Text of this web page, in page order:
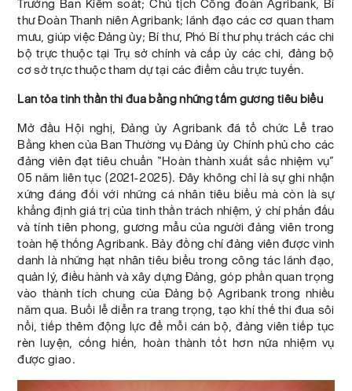
Trưởng Ban Kiểm soát; Chủ tịch Công đoàn Agribank, Bí
thư Đoàn Thanh niên Agribank; lãnh đạo các cơ quan tham
mưu, giúp việc Đảng ủy; Bí thư, Phó Bí thư phụ trách các chi
bộ trực thuộc tại Trụ sở chính và cấp ủy các chi, đảng bộ
cơ sở trực thuộc tham dự tại các điểm cầu trực tuyến.
Lan tỏa tinh thần thi đua bằng những tấm gương tiêu biểu
Mở đầu Hội nghị, Đảng ủy Agribank đã tổ chức Lễ trao
Bằng khen của Ban Thường vụ Đảng ủy Chính phủ cho các
đảng viên đạt tiêu chuẩn “Hoàn thành xuất sắc nhiệm vụ”
05 năm liên tục (2021-2025). Đây không chỉ là sự ghi nhận
xứng đáng đối với những cá nhân tiêu biểu mà còn là sự
khẳng định giá trị của tinh thần trách nhiệm, ý chí phấn đấu
và tính tiên phong, gương mẫu của người đảng viên trong
toàn hệ thống Agribank. Bảy đồng chí đảng viên được vinh
danh là những hạt nhân tiêu biểu trong công tác lãnh đạo,
quản lý, điều hành và xây dựng Đảng, góp phần quan trọng
vào thành tích chung của Đảng bộ Agribank trong nhiều
năm qua. Buổi lễ diễn ra trang trọng, tạo khí thế thi đua sôi
nổi, tiếp thêm động lực để mỗi cán bộ, đảng viên tiếp tục
rèn luyện, cống hiến, hoàn thành tốt hơn nữa nhiệm vụ
được giao.